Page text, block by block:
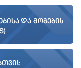
და მოგების